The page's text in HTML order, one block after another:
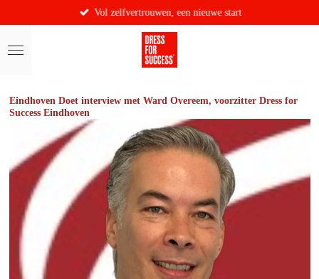
direct
naar
de
Vol zelfvertrouwen, een nieuwe start
Eindhoven Doet interview met Ward Overeem, voorzitter Dress for
Success Eindhoven